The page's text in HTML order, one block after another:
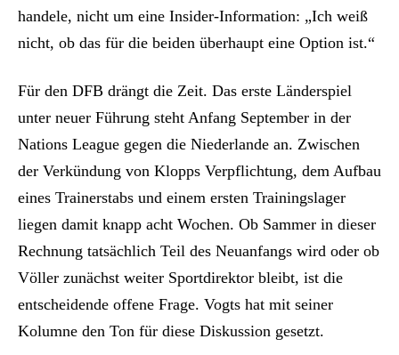
handele, nicht um eine Insider-Information: „Ich weiß
nicht, ob das für die beiden überhaupt eine Option ist.“
Für den DFB drängt die Zeit. Das erste Länderspiel
unter neuer Führung steht Anfang September in der
Nations League gegen die Niederlande an. Zwischen
der Verkündung von Klopps Verpflichtung, dem Aufbau
eines Trainerstabs und einem ersten Trainingslager
liegen damit knapp acht Wochen. Ob Sammer in dieser
Rechnung tatsächlich Teil des Neuanfangs wird oder ob
Völler zunächst weiter Sportdirektor bleibt, ist die
entscheidende offene Frage. Vogts hat mit seiner
Kolumne den Ton für diese Diskussion gesetzt.